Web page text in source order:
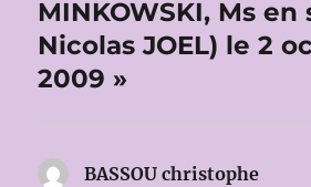
MINKOWSKI, Ms en
Nicolas JOEL) le 2
2009 »
BASSOU christophe